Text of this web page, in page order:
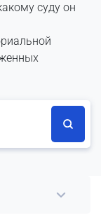
суду он